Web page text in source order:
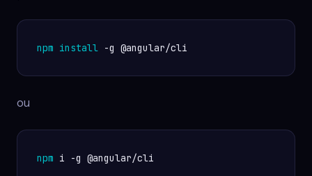
npm install -g @angular/cli
ou
npm i -g @angular/cli